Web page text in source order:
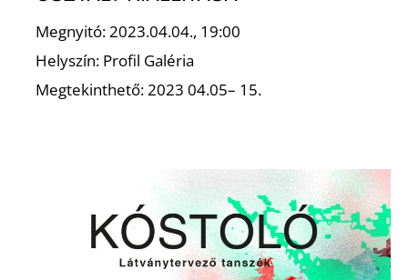
Megnyitó: 2023.04.04., 19:00
Helyszín: Profil Galéria
Megtekinthető: 2023 04.05– 15.